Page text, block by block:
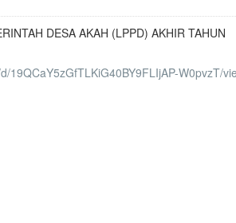
DESA AKAH (LPPD) AKHIR TAHUN
19QCaY5zGfTLKiG40BY9FLIjAP-W0pvzT/